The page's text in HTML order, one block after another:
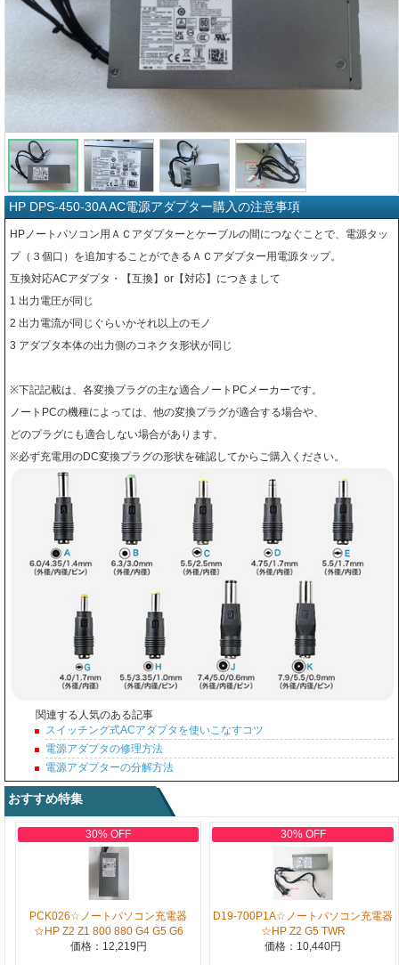
HP DPS-450-30A AC電源アダプター購入の注意事項
HPノートパソコン用ＡＣアダプターとケーブルの間につなぐことで、電源タッ
プ（３個口）を追加することができるＡＣアダプター用電源タップ。
互換対応ACアダプタ・【互換】or【対応】につきまして
1 出力電圧が同じ
2 出力電流が同じぐらいかそれ以上のモノ
3 アダプタ本体の出力側のコネクタ形状が同じ
※下記記載は、各変換プラグの主な適合ノートPCメーカーです。
ノートPCの機種によっては、他の変換プラグが適合する場合や、
どのプラグにも適合しない場合があります。
※必ず充電用のDC変換プラグの形状を確認してからご購入ください。
関連する人気のある記事
スイッチング式ACアダプタを使いこなすコツ
電源アダプタの修理方法
電源アダプターの分解方法
おすすめ特集
30% OFF
PCK026☆ノートパソコン充電器
☆HP Z2 Z1 800 880 G4 G5 G6
価格：12,219円
30% OFF
D19-700P1A☆ノートパソコン充電器
☆HP Z2 G5 TWR
価格：10,440円